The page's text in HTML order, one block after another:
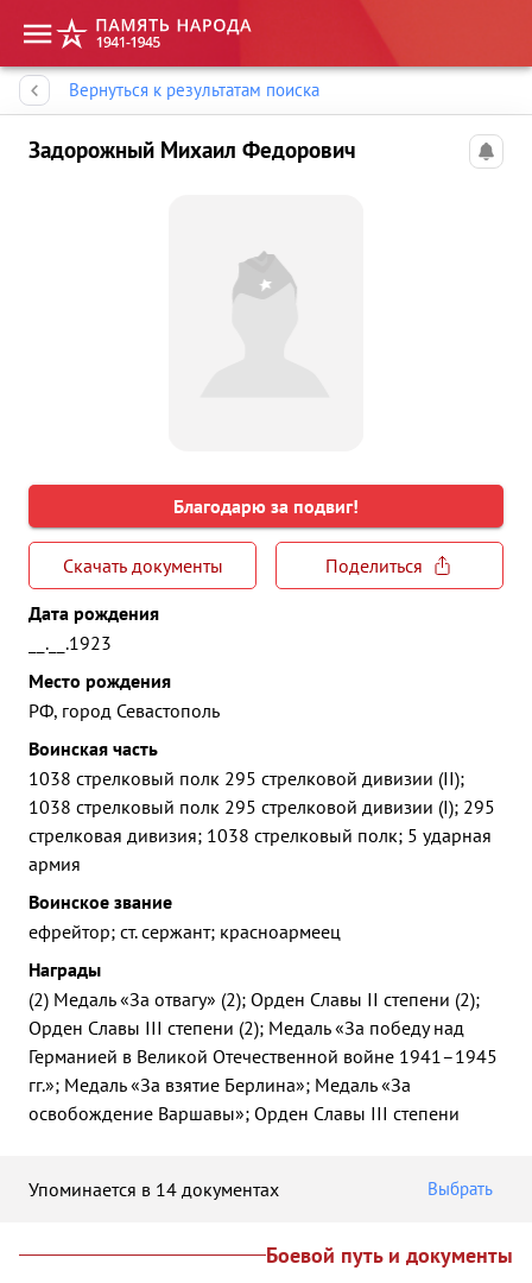
Вернуться к результатам поиска
Задорожный Михаил Федорович
Благодарю за подвиг!
Скачать документы
Поделиться
Дата рождения
__.__.1923
Место рождения
РФ, город Севастополь
Воинская часть
1038 стрелковый полк 295 стрелковой дивизии (II);
1038 стрелковый полк 295 стрелковой дивизии (I); 295
стрелковая дивизия; 1038 стрелковый полк; 5 ударная
армия
Воинское звание
ефрейтор; ст. сержант; красноармеец
Награды
(2) Медаль «За отвагу» (2); Орден Славы II степени (2);
Орден Славы III степени (2); Медаль «За победу над
Германией в Великой Отечественной войне 1941–1945
гг.»; Медаль «За взятие Берлина»; Медаль «За
освобождение Варшавы»; Орден Славы III степени
Упоминается в 14 документах Выбрать
Боевой путь и документы
Память народа